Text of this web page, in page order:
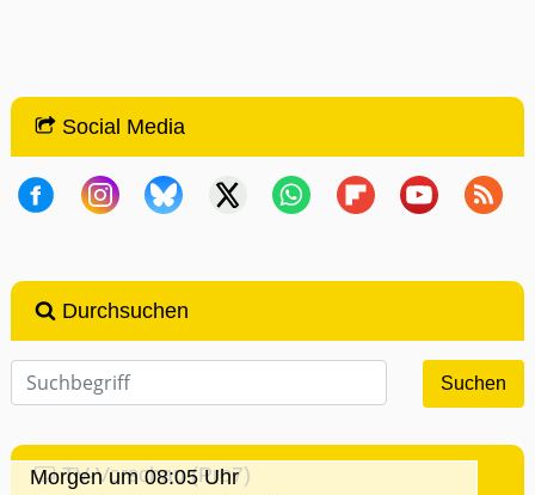
Social Media
Durchsuchen
TV-Vorschau (Pro7)
Morgen um 08:05 Uhr